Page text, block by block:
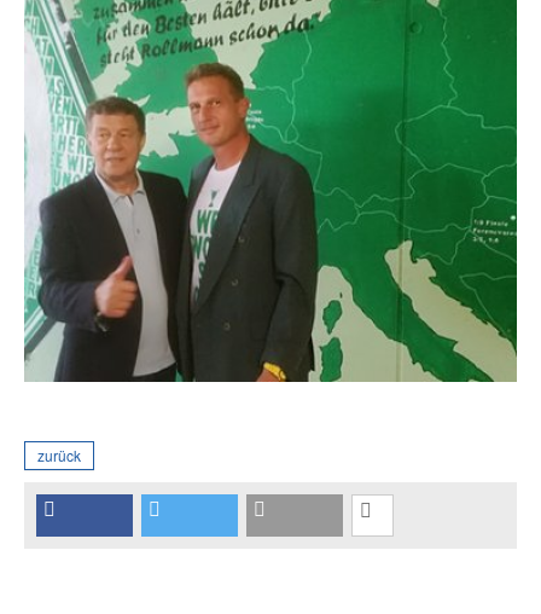
zurück